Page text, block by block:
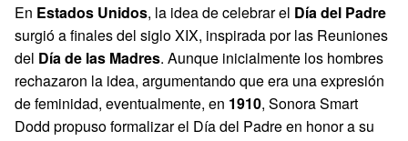
En Estados Unidos, la idea de celebrar el Día del Padre
surgió a finales del siglo XIX, inspirada por las Reuniones
del Día de las Madres. Aunque inicialmente los hombres
rechazaron la idea, argumentando que era una expresión
de feminidad, eventualmente, en 1910, Sonora Smart
Dodd propuso formalizar el Día del Padre en honor a su